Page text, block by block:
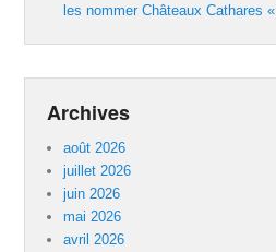
les nommer Châteaux Cathares «
Archives
août 2026
juillet 2026
juin 2026
mai 2026
avril 2026